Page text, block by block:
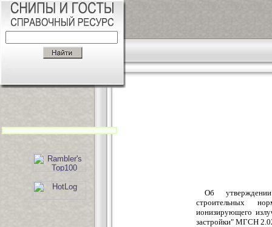
Об
строительных
ионизирующего
застройки" МГСН